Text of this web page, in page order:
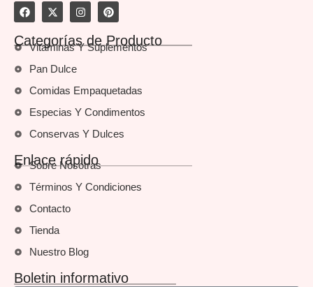
Categorías de Producto
Vitaminas Y Suplementos
Pan Dulce
Comidas Empaquetadas
Especias Y Condimentos
Conservas Y Dulces
Enlace rápido
Sobre Nosotras
Términos Y Condiciones
Contacto
Tienda
Nuestro Blog
Boletin informativo